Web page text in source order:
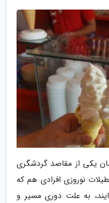
یکی از مقاصد گردشگری
نوروزی افرادی هم که
به علت دوری مسیر و